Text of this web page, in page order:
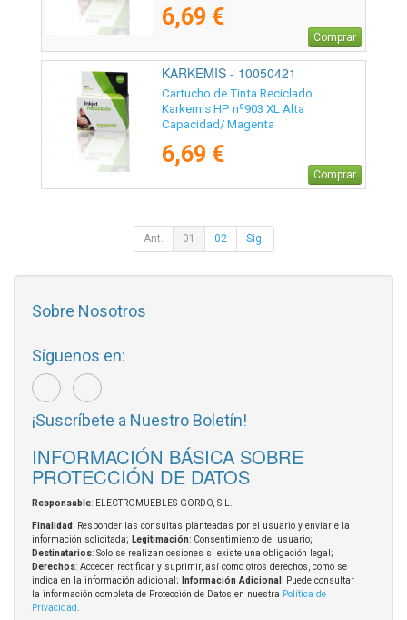
6,69 €
Comprar
KARKEMIS - 10050421
Cartucho de Tinta Reciclado
Karkemis HP nº903 XL Alta
Capacidad/ Magenta
6,69 €
Comprar
Ant. 01 02 Sig.
Sobre Nosotros
Síguenos en:
¡Suscríbete a Nuestro Boletín!
INFORMACIÓN BÁSICA SOBRE
PROTECCIÓN DE DATOS
Responsable: ELECTROMUEBLES GORDO, S.L.
Finalidad: Responder las consultas planteadas por el usuario y enviarle la
información solicitada; Legitimación: Consentimiento del usuario;
Destinatarios: Solo se realizan cesiones si existe una obligación legal;
Derechos: Acceder, rectificar y suprimir, así como otros derechos, como se
indica en la información adicional;
Información Adicional : Puede consultar
la información completa de Protección de Datos en nuestra Política de
Privacidad